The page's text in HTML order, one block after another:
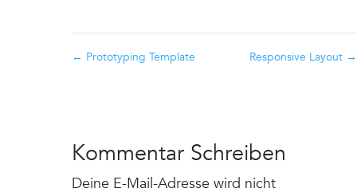
← Prototyping Template Responsive Layout →
Kommentar Schreiben
Deine E-Mail-Adresse wird nicht